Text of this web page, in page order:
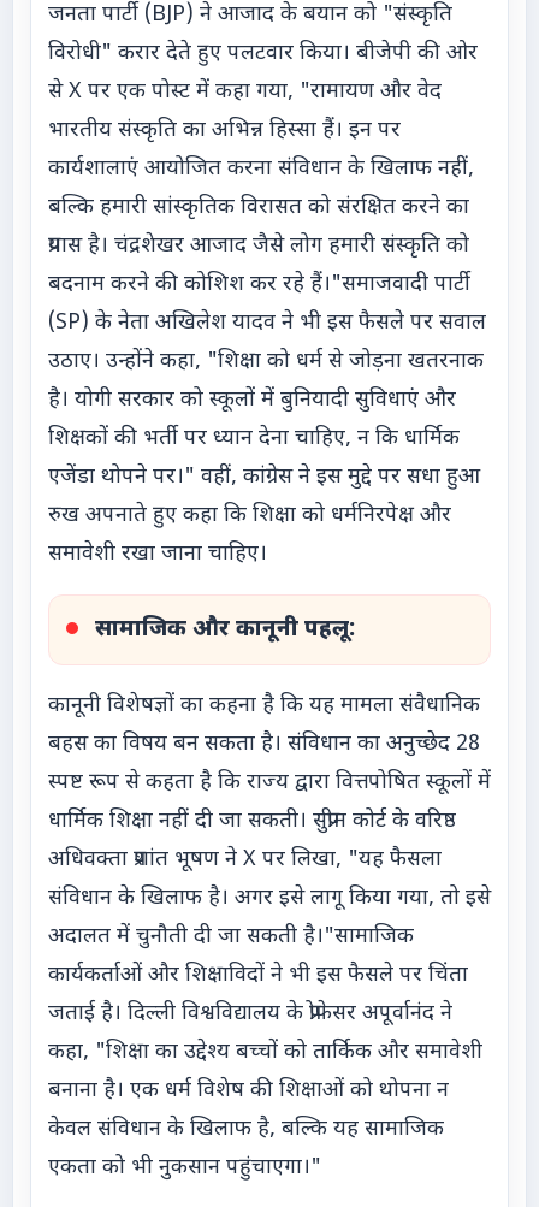
जनता पार्टी (BJP) ने आजाद के बयान को "संस्कृति
विरोधी" करार देते हुए पलटवार किया। बीजेपी की ओर
से X पर एक पोस्ट में कहा गया, "रामायण और वेद
भारतीय संस्कृति का अभिन्न हिस्सा हैं। इन पर
कार्यशालाएं आयोजित करना संविधान के खिलाफ नहीं,
बल्कि हमारी सांस्कृतिक विरासत को संरक्षित करने का
प्रयास है। चंद्रशेखर आजाद जैसे लोग हमारी संस्कृति को
बदनाम करने की कोशिश कर रहे हैं।"समाजवादी पार्टी
(SP) के नेता अखिलेश यादव ने भी इस फैसले पर सवाल
उठाए। उन्होंने कहा, "शिक्षा को धर्म से जोड़ना खतरनाक
है। योगी सरकार को स्कूलों में बुनियादी सुविधाएं और
शिक्षकों की भर्ती पर ध्यान देना चाहिए, न कि धार्मिक
एजेंडा थोपने पर।" वहीं, कांग्रेस ने इस मुद्दे पर सधा हुआ
रुख अपनाते हुए कहा कि शिक्षा को धर्मनिरपेक्ष और
समावेशी रखा जाना चाहिए।
सामाजिक और कानूनी पहलू:
कानूनी विशेषज्ञों का कहना है कि यह मामला संवैधानिक
बहस का विषय बन सकता है। संविधान का अनुच्छेद 28
स्पष्ट रूप से कहता है कि राज्य द्वारा वित्तपोषित स्कूलों में
धार्मिक शिक्षा नहीं दी जा सकती। सुप्रीम कोर्ट के वरिष्ठ
अधिवक्ता प्रशांत भूषण ने X पर लिखा, "यह फैसला
संविधान के खिलाफ है। अगर इसे लागू किया गया, तो इसे
अदालत में चुनौती दी जा सकती है।"सामाजिक
कार्यकर्ताओं और शिक्षाविदों ने भी इस फैसले पर चिंता
जताई है। दिल्ली विश्वविद्यालय के प्रोफेसर अपूर्वानंद ने
कहा, "शिक्षा का उद्देश्य बच्चों को तार्किक और समावेशी
बनाना है। एक धर्म विशेष की शिक्षाओं को थोपना न
केवल संविधान के खिलाफ है, बल्कि यह सामाजिक
एकता को भी नुकसान पहुंचाएगा।"